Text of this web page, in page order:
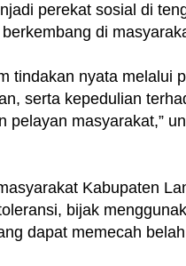
perekat sosial di
di
tindakan nyata melalui
serta kepedulian
pelayan masyarakat,”
Kabupaten
bijak
dapat memecah